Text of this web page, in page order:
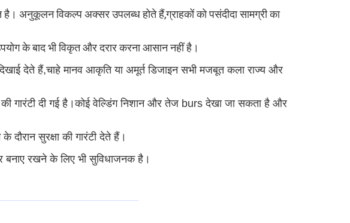
अनुकूलन विकल्प अक्सर उपलब्ध होते हैं,ग्राहकों को पसंदीदा सामग्री का
के बाद भी विकृत और दरार करना आसान नहीं है।
देते हैं,चाहे मानव आकृति या अमूर्त डिजाइन सभी मजबूत कला राज्य और
की गारंटी दी गई है।कोई वेल्डिंग निशान और तेज burs देखा जा सकता है और
सुरक्षा की गारंटी देते हैं।
रखने के लिए भी सुविधाजनक है।